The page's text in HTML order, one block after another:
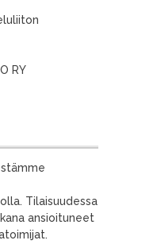
RY
Tilaisuudessa
ansioituneet